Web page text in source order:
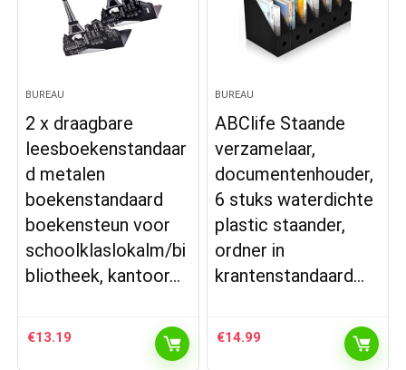
BUREAU
2 x draagbare
leesboekenstandaar
d metalen
boekenstandaard
boekensteun voor
schoolklaslokalm/bi
bliotheek, kantoor…
€13.19
BUREAU
ABClife Staande
verzamelaar,
documentenhouder,
6 stuks waterdichte
plastic staander,
ordner in
krantenstandaard…
€14.99